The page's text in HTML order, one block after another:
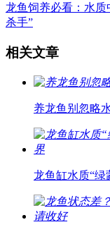
龙鱼饲养必看：水
杀手”
相关文章
养龙鱼别忽略
龙鱼缸水质“绿